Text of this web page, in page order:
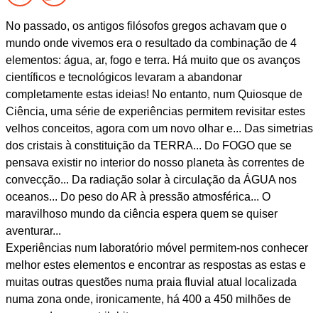
No passado, os antigos filósofos gregos achavam que o
mundo onde vivemos era o resultado da combinação de 4
elementos: água, ar, fogo e terra. Há muito que os avanços
científicos e tecnológicos levaram a abandonar
completamente estas ideias! No entanto, num Quiosque de
Ciência, uma série de experiências permitem revisitar estes
velhos conceitos, agora com um novo olhar e... Das simetrias
dos cristais à constituição da TERRA... Do FOGO que se
pensava existir no interior do nosso planeta às correntes de
convecção... Da radiação solar à circulação da ÁGUA nos
oceanos... Do peso do AR à pressão atmosférica... O
maravilhoso mundo da ciência espera quem se quiser
aventurar...
Experiências num laboratório móvel permitem-nos conhecer
melhor estes elementos e encontrar as respostas as estas e
muitas outras questões numa praia fluvial atual localizada
numa zona onde, ironicamente, há 400 a 450 milhões de